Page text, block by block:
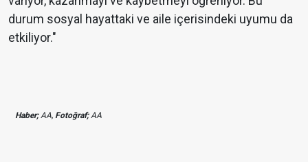
durum sosyal hayattaki ve aile içerisindeki uyumu da
etkiliyor."
Haber;AA, Fotoğraf;AA